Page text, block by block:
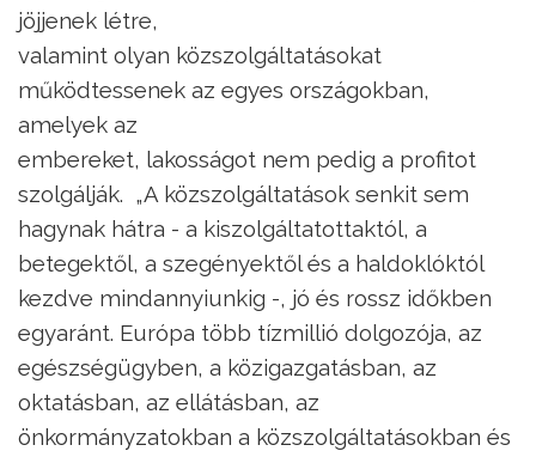
jöjjenek létre,
valamint olyan közszolgáltatásokat
működtessenek az egyes országokban,
amelyek az
embereket, lakosságot nem pedig a profitot
szolgálják. „A közszolgáltatások senkit sem
hagynak hátra - a kiszolgáltatottaktól, a
betegektől, a szegényektől és a haldoklóktól
kezdve mindannyiunkig -, jó és rossz időkben
egyaránt. Európa több tízmillió dolgozója, az
egészségügyben, a közigazgatásban, az
oktatásban, az ellátásban, az
önkormányzatokban a közszolgáltatásokban és